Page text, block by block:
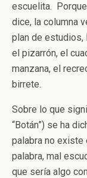
escuelita.
dice, la columna
plan de estudios,
el pizarrón, el
manzana, el
birrete.
Sobre lo que
“Botán”) se ha
palabra no existe
palabra, mal
que sería algo